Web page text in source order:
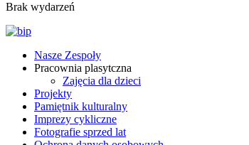
Brak wydarzeń
Nasze Zespoły
Pracownia plasytczna
Zajęcia dla dzieci
Projekty
Pamiętnik kulturalny
Imprezy cykliczne
Fotografie sprzed lat